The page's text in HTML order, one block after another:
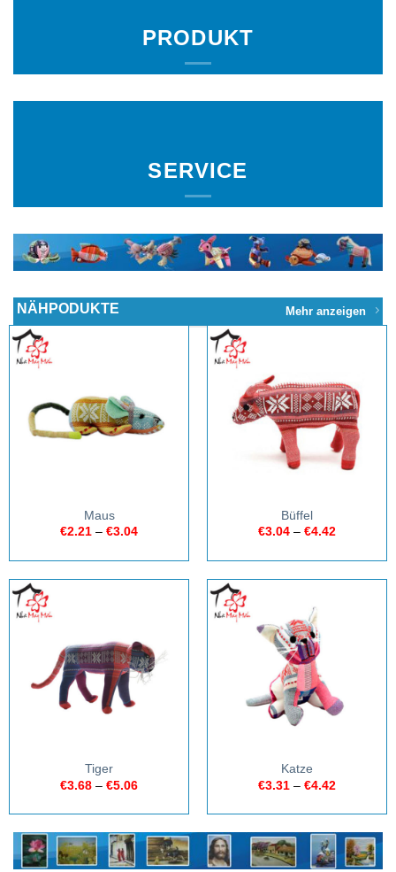
PRODUKT
SERVICE
NÄHPODUKTE Mehr anzeigen
Maus
€2.21 – €3.04
Büffel
€3.04 – €4.42
Tiger
€3.68 – €5.06
Katze
€3.31 – €4.42